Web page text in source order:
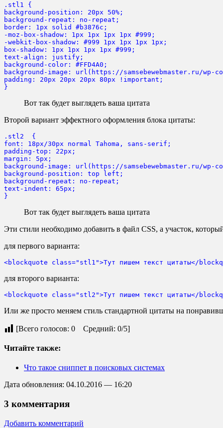
.stl1 {
background-position: 20px 50%;
background-repeat: no-repeat;
border: 1px solid #b3876c;
-moz-box-shadow: 1px 1px 1px 1px #999;
-webkit-box-shadow: #999 1px 1px 1px 1px;
box-shadow: 1px 1px 1px 1px #999;
text-align: justify;
background-color: #FFD4A0;
background-image: url(https://samsebewebmaster.ru/
padding: 20px 20px 20px 80px !important;
}
Вот так будет выглядеть ваша цитата
Второй вариант эффектного оформления блока цитаты:
.stl2  {
font: 18px/30px normal Tahoma, sans-serif;
padding-top: 22px;
margin: 5px;
background-image: url(https://samsebewebmaster.ru/
background-position: top left;
background-repeat: no-repeat;
text-indent: 65px;
}
Вот так будет выглядеть ваша цитата
Эти стили необходимо добавить в файл CSS, а участок,
для первого варианта:
<blockquote class="stl1">Тут пишем текст цитаты</
для второго варианта:
<blockquote class="stl2">Тут пишем текст цитаты</
Или же просто меняем стиль стандартной цитаты на
[Всего голосов: 0 Средний: 0/5]
Читайте также:
Что такое сниппет в поисковых системах
Дата обновления: 04.10.2016 — 16:20
3 комментария
Добавить комментарий